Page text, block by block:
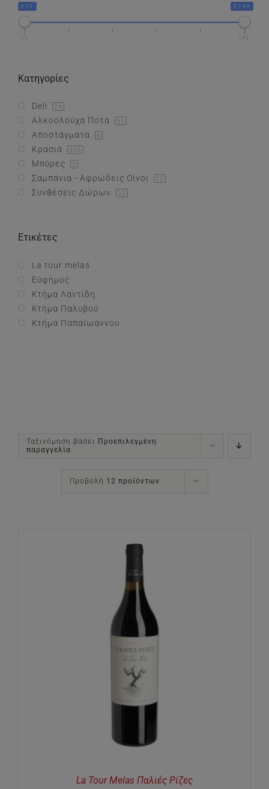
Συνθέσεις Δώρων
Ταξινόμηση βάσει Προεπιλεγμένη
παραγγελία
Προβολή 12 προϊόντων
La Tour Melas Παλιές Ρίζες
€11 €149
149
Κατηγορίες
Deli 74
Αλκοολούχα Ποτά 55
Αποστάγματα 8
Κρασιά 306
Μπύρες 2
Σαμπάνια - Αφρώδεις Οίνοι 22
Συνθέσεις Δώρων 33
Ετικέτες
La tour melas
Εύφημος
Κτήμα Λαντίδη
Κτήμα Παλυβού
Κτήμα Παπαϊωάννου